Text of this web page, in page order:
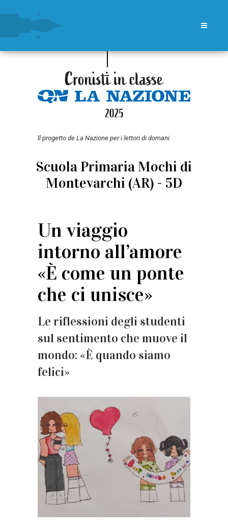
ll progetto de La Nazione per i lettori di domani
Scuola Primaria Mochi di
Montevarchi (AR) - 5D
Un viaggio
intorno all’amore
«È come un ponte
che ci unisce»
Le riflessioni degli studenti
sul sentimento che muove il
mondo: «È quando siamo
felici»